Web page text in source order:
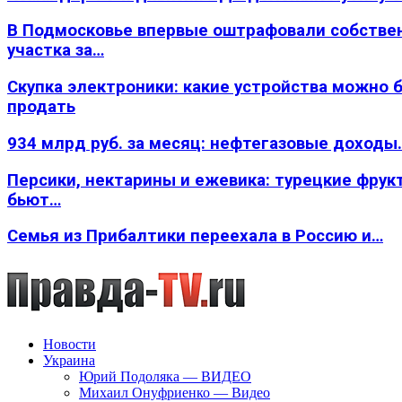
В Подмосковье впервые оштрафовали
участка за…
Скупка электроники: какие устройства можно
продать
934 млрд руб. за месяц: нефтегазовые
Персики, нектарины и ежевика: турецкие
бьют…
Семья из Прибалтики переехала в Россию и…
Новости
Украина
Юрий Подоляка — ВИДЕО
Михаил Онуфриенко — Видео